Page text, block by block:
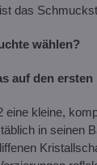
das
wählen?
auf den
eine kleine,
in seinen